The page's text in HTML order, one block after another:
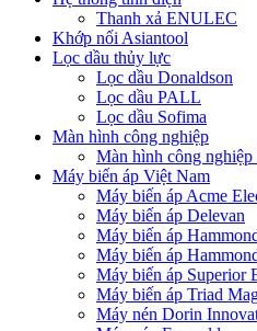
Thanh xả ENULEC
Khớp nối Asiantool
Lọc dầu thủy lực
Lọc dầu Donaldson
Lọc dầu PALL
Lọc dầu Sofima
Màn hình công nghiệp
Màn hình công
Máy biến áp Việt Nam
Máy biến áp Acme
Máy biến áp Delevan
Máy biến áp
Máy biến áp
Máy biến áp Superior
Máy biến áp Triad
Máy nén Dorin